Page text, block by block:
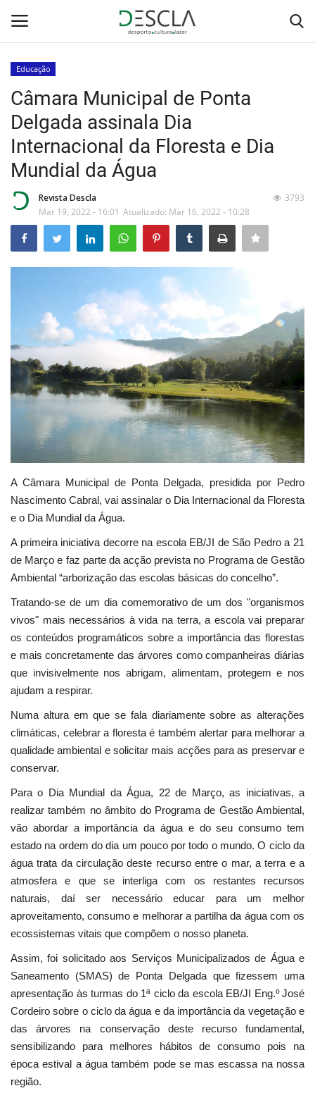
Home
...by Descla
Desporto
Contactos
Sobre Nós
Estatuto Editorial
Saúde
Ficha técnica
Cultura
Lazer
Ambiente
Educação
Câmara Municipal de Ponta
Delgada assinala Dia
Internacional da Floresta e Dia
Mundial da Água
Revista Descla
Mar 19, 2022 - 16:01 Atualizado: Mar 16, 2022 - 10:28
3793
A Câmara Municipal de Ponta Delgada, presidida por Pedro
Nascimento Cabral, vai assinalar o Dia Internacional da Floresta
e o Dia Mundial da Água.
A primeira iniciativa decorre na escola EB/JI de São Pedro a 21
de Março e faz parte da acção prevista no Programa de Gestão
Ambiental “arborização das escolas básicas do concelho”.
Tratando-se de um dia comemorativo de um dos "organismos
vivos" mais necessários à vida na terra, a escola vai preparar
os conteúdos programáticos sobre a importância das florestas
e mais concretamente das árvores como companheiras diárias
que invisivelmente nos abrigam, alimentam, protegem e nos
ajudam a respirar.
Numa altura em que se fala diariamente sobre as alterações
climáticas, celebrar a floresta é também alertar para melhorar a
qualidade ambiental e solicitar mais acções para as preservar e
conservar.
Para o Dia Mundial da Água, 22 de Março, as iniciativas, a
realizar também no âmbito do Programa de Gestão Ambiental,
vão abordar a importância da água e do seu consumo tem
estado na ordem do dia um pouco por todo o mundo. O ciclo da
água trata da circulação deste recurso entre o mar, a terra e a
atmosfera e que se interliga com os restantes recursos
naturais, daí ser necessário educar para um melhor
aproveitamento, consumo e melhorar a partilha da água com os
ecossistemas vitais que compõem o nosso planeta.
Assim, foi solicitado aos Serviços Municipalizados de Água e
Saneamento (SMAS) de Ponta Delgada que fizessem uma
apresentação às turmas do 1ª ciclo da escola EB/JI Eng.º José
Cordeiro sobre o ciclo da água e da importância da vegetação e
das árvores na conservação deste recurso fundamental,
sensibilizando para melhores hábitos de consumo pois na
época estival a água também pode se mas escassa na nossa
região.